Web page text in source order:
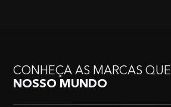
CONHEÇA AS MARCAS QUE
NOSSO MUNDO